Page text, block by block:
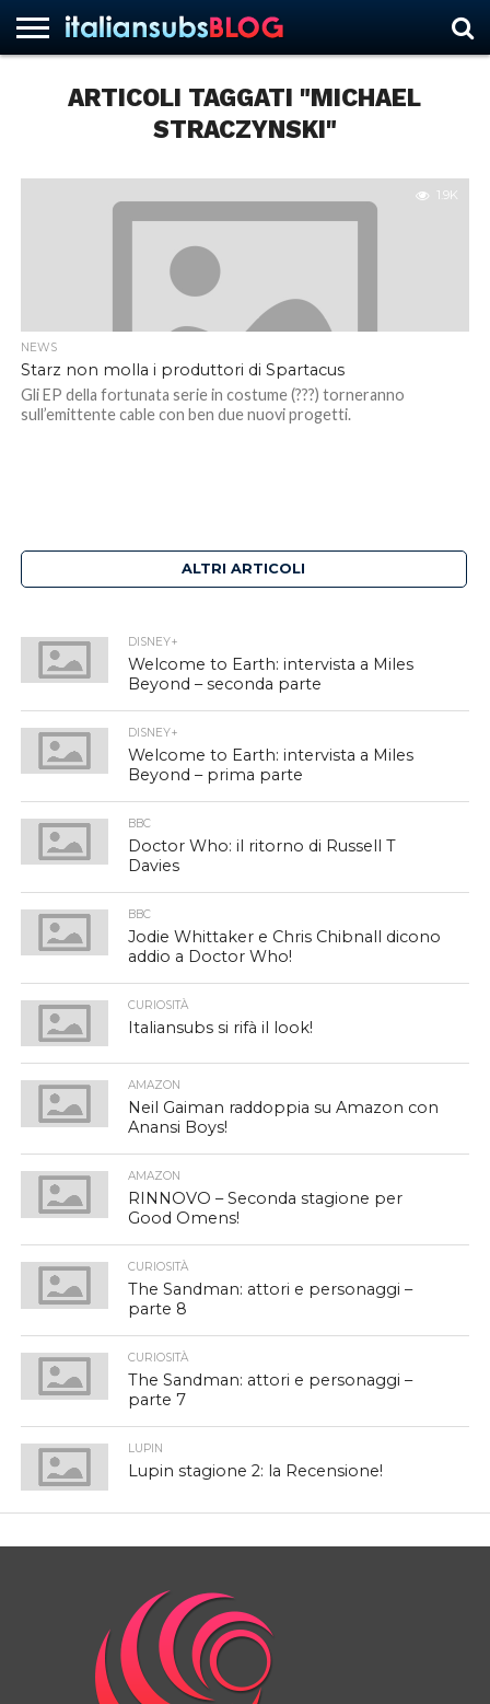
ARTICOLI TAGGATI "MICHAEL
STRACZYNSKI"
1.9K
NEWS
Starz non molla i produttori di Spartacus
Gli EP della fortunata serie in costume (???) torneranno
sull’emittente cable con ben due nuovi progetti.
ALTRI ARTICOLI
DISNEY+
Welcome to Earth: intervista a Miles
Beyond – seconda parte
DISNEY+
Welcome to Earth: intervista a Miles
Beyond – prima parte
BBC
Doctor Who: il ritorno di Russell T
Davies
BBC
Jodie Whittaker e Chris Chibnall dicono
addio a Doctor Who!
CURIOSITÀ
Italiansubs si rifà il look!
AMAZON
Neil Gaiman raddoppia su Amazon con
Anansi Boys!
AMAZON
RINNOVO – Seconda stagione per
Good Omens!
CURIOSITÀ
The Sandman: attori e personaggi –
parte 8
CURIOSITÀ
The Sandman: attori e personaggi –
parte 7
LUPIN
Lupin stagione 2: la Recensione!